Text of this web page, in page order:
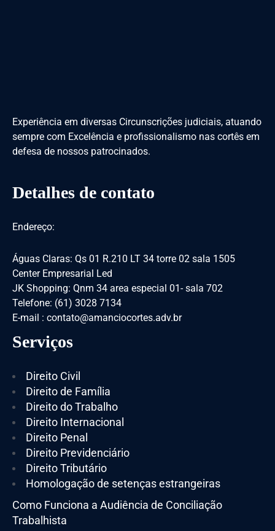
Experiência em diversas Circunscrições judiciais, atuando
sempre com Excelência e profissionalismo nas cortês em
defesa de nossos patrocinados.
Detalhes de contato
Endereço:
Águas Claras: Qs 01 R.210 LT 34 torre 02 sala 1505
Center Empresarial Led
JK Shopping: Qnm 34 area especial 01- sala 702
Telefone: (61) 3028 7134
E-mail : contato@amanciocortes.adv.br
Serviços
Direito Civil
Direito de Família
Direito do Trabalho
Direito Internacional
Direito Penal
Direito Previdenciário
Direito Tributário
Homologação de setenças estrangeiras
Como Funciona a Audiência de Conciliação
Trabalhista